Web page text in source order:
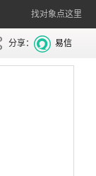
找对象点这里
分享： 易信